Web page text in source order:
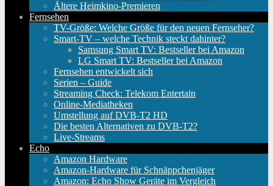
Ältere Heimkino-Premieren
Fernsehen
TV-Größe: Welche Größe für den neuen Fernseher?
Smart-TV – welche Technik steckt dahinter?
Samsung Smart TV: Bestseller bei Amazon
LG Smart TV: Bestseller bei Amazon
Fernsehen entwickelt sich
Serien – Guide
Streaming Check: Telekom Entertain
Online-Mediatheken
Umstellung auf DVB-T2 HD
Die besten Alternativen zu DVB-T2?
Live-Streams
Echo
Amazon Hardware
Amazon-Hardware für Schnäppchenjäger
Amazon: Echo Show Geräte im Vergleich